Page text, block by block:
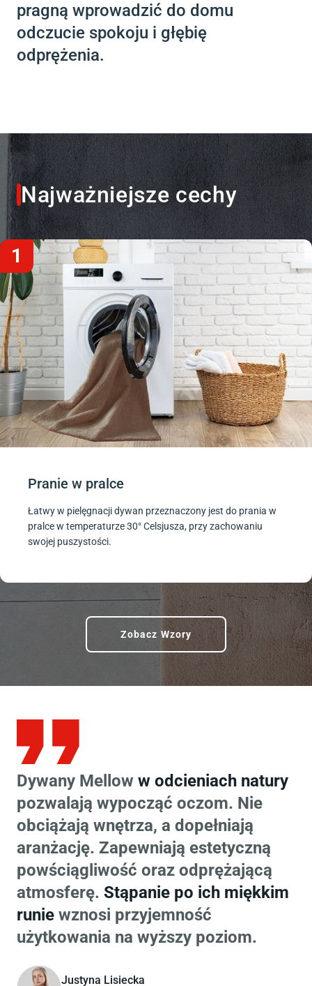
pragną wprowadzić do domu
odczucie spokoju i głębię
odprężenia.
Najważniejszecechy
1
Pranie w pralce
Łatwy w pielęgnacji dywan przeznaczony jest do prania w
pralce w temperaturze 30° Celsjusza, przy zachowaniu
swojej puszystości.
Zobacz Wzory
Dywany Mellow w odcieniach natury
pozwalają wypocząć oczom. Nie
obciążają wnętrza, a dopełniają
aranżację. Zapewniają estetyczną
powściągliwość oraz odprężającą
atmosferę. Stąpanie po ich miękkim
runie wznosi przyjemność
użytkowania na wyższy poziom.
Justyna Lisiecka